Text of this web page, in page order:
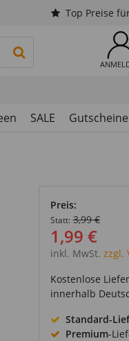
Top Preise
PRODUKTSUCHE
SALE Gutscheine
Preis:
Statt: 3,99 €
1,99 €
inkl. MwSt. zzgl.
Kostenlose
innerhalb
Standard-
Premium-